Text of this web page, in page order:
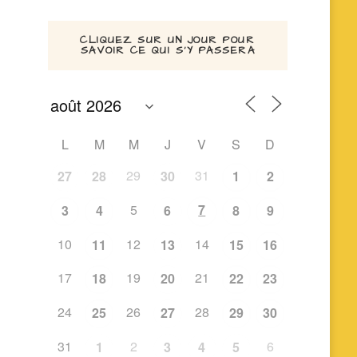
CLIQUEZ SUR UN JOUR POUR
SAVOIR CE QUI S’Y PASSERA
L M M J V S
D
27
28 29 30 31 1
2
3
4 5 6 7 8
9
10
11 12 13 14 15
16
17
18 19 20 21 22
23
24
25 26 27 28 29
30
31
1 2 3 4 5 6